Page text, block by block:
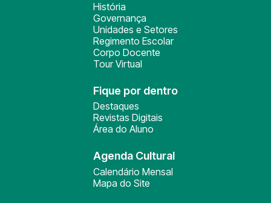
História
Governança
Unidades e Setores
Regimento Escolar
Corpo Docente
Tour Virtual
Fique por dentro
Destaques
Revistas Digitais
Área do Aluno
Agenda Cultural
Calendário Mensal
Mapa do Site